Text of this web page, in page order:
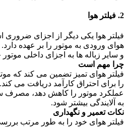
2. فیلتر هوا
فیلتر هوا یکی دیگر از اجزای
هوای ورودی به موتور را بر عهده دارد.
و سایر زباله ها به اجزای داخلی
چرا مهم است
فیلتر هوای تمیز تضمین می کند که
را برای احتراق کارآمد دریافت می
عملکرد موتور را کاهش دهد، مصرف
به آلایندگی بیشتر شود.
نکات تعمیر و نگهداری
فیلتر هوای خود را به طور مرتب